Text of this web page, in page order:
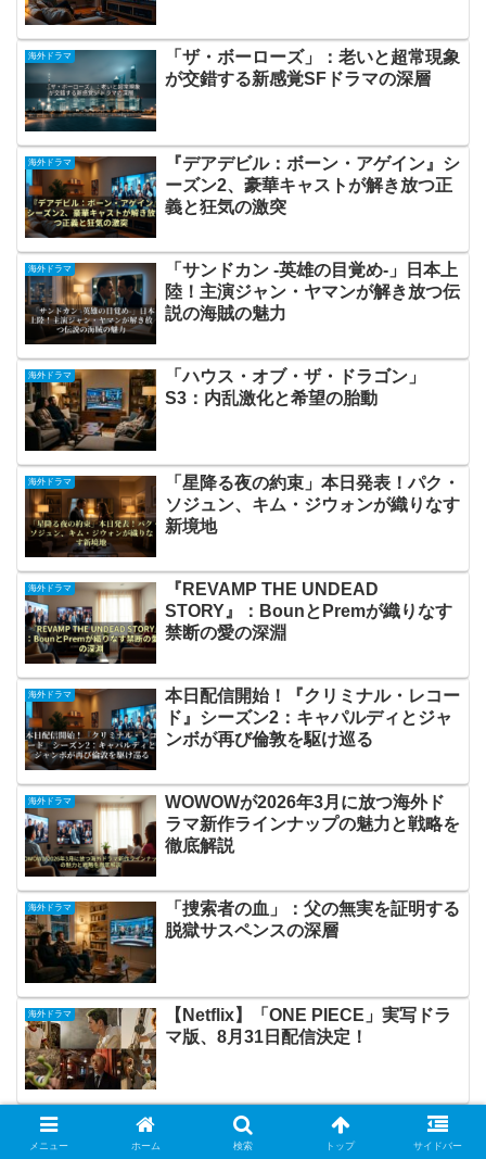
海外ドラマ
「ザ・ボーローズ」：老いと超常現象
が交錯する新感覚SFドラマの深層
海外ドラマ
『デアデビル：ボーン・アゲイン』シ
ーズン2、豪華キャストが解き放つ正
義と狂気の激突
海外ドラマ
「サンドカン -英雄の目覚め-」日本上
陸！主演ジャン・ヤマンが解き放つ伝
説の海賊の魅力
海外ドラマ
「ハウス・オブ・ザ・ドラゴン」
S3：内乱激化と希望の胎動
海外ドラマ
「星降る夜の約束」本日発表！パク・
ソジュン、キム・ジウォンが織りなす
新境地
海外ドラマ
『REVAMP THE UNDEAD
STORY』：BounとPremが織りなす
禁断の愛の深淵
海外ドラマ
本日配信開始！『クリミナル・レコー
ド』シーズン2：キャパルディとジャ
ンボが再び倫敦を駆け巡る
海外ドラマ
WOWOWが2026年3月に放つ海外ド
ラマ新作ラインナップの魅力と戦略を
徹底解説
海外ドラマ
「捜索者の血」：父の無実を証明する
脱獄サスペンスの深層
海外ドラマ
【Netflix】「ONE PIECE」実写ドラ
マ版、8月31日配信決定！
海外ドラマ
「ザ・エージェンシー」シーズン2：
緊迫の諜報戦と深まる人間ドラマ
メニュー ホーム 検索 トップ サイドバー